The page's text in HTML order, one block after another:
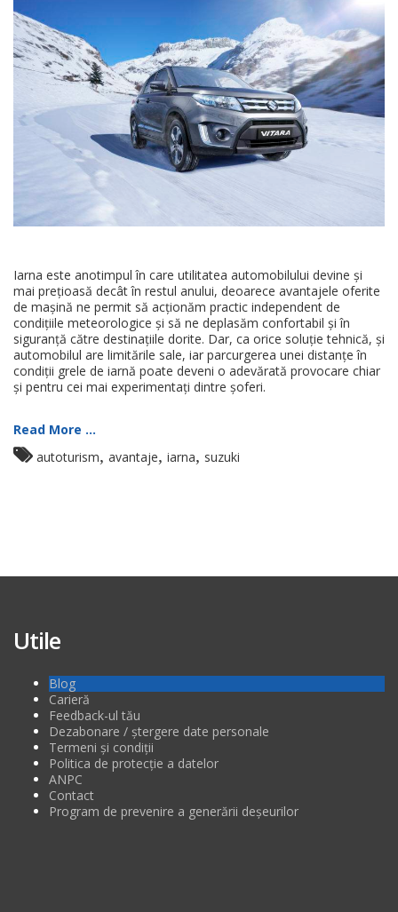
Iarna este anotimpul în care utilitatea automobilului devine și
mai prețioasă decât în restul anului, deoarece avantajele oferite
de mașină ne permit să acționăm practic independent de
condițiile meteorologice și să ne deplasăm confortabil și în
siguranță către destinațiile dorite. Dar, ca orice soluție tehnică, și
automobilul are limitările sale, iar parcurgerea unei distanțe în
condiții grele de iarnă poate deveni o adevărată provocare chiar
și pentru cei mai experimentați dintre șoferi.
Read More ...
autoturism avantaje iarna suzuki
Utile
Blog
Carieră
Feedback-ul tău
Dezabonare / ștergere date personale
Termeni și condiții
Politica de protecție a datelor
ANPC
Contact
Program de prevenire a generării deșeurilor